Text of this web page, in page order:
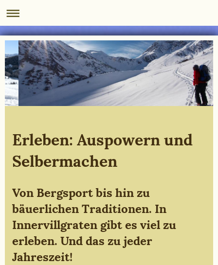
Erleben: Auspowern und
Selbermachen
Von Bergsport bis hin zu
bäuerlichen Traditionen. In
Innervillgraten gibt es viel zu
erleben. Und das zu jeder
Jahreszeit!